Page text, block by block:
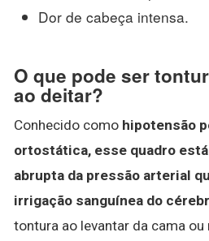
Dor de cabeça intensa.
O que pode ser
ao deitar?
Conhecido como hipotensão
ortostática, esse quadro está
abrupta da pressão arterial
irrigação sanguínea do
tontura ao levantar da cama